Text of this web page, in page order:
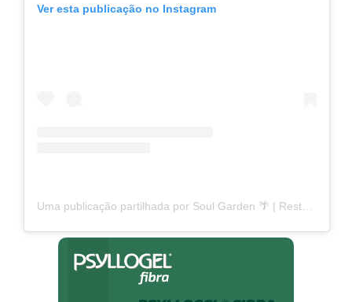
Ver esta publicação no Instagram